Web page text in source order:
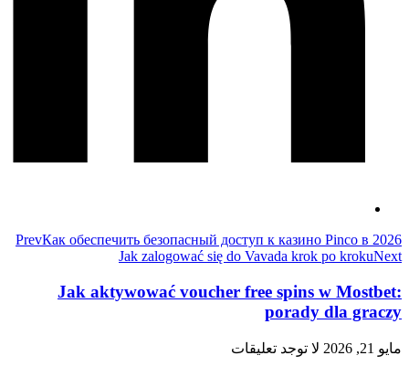
PrevКак обеспечить безопасный доступ к казино Pinco в 2026
Jak zalogować się do Vavada krok po krokuNext
Jak aktywować voucher free spins w Mostbet:
porady dla graczy
مايو 21, 2026 لا توجد تعليقات